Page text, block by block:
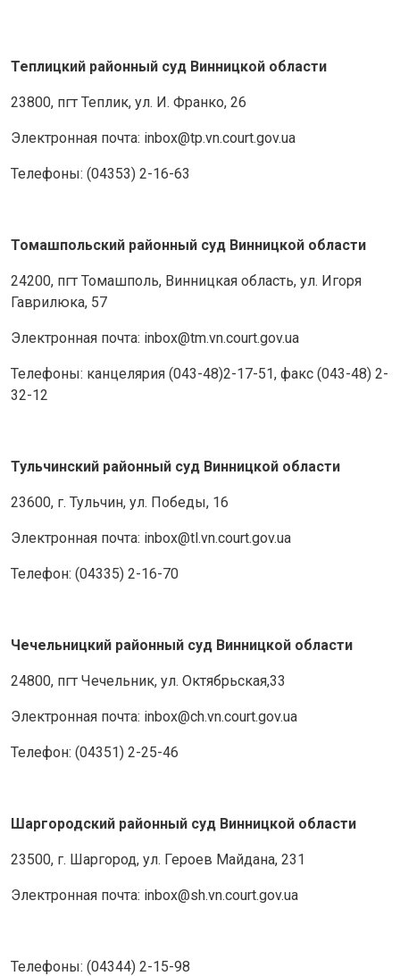
Теплицкий районный суд Винницкой области
23800, пгт Теплик, ул. И. Франко, 26
Электронная почта: inbox@tp.vn.court.gov.ua
Телефоны: (04353) 2-16-63
Томашпольский районный суд Винницкой области
24200, пгт Томашполь, Винницкая область, ул. Игоря
Гаврилюка, 57
Электронная почта: inbox@tm.vn.court.gov.ua
Телефоны: канцелярия (043-48)2-17-51, факс (043-48) 2-
32-12
Тульчинский районный суд Винницкой области
23600, г. Тульчин, ул. Победы, 16
Электронная почта: inbox@tl.vn.court.gov.ua
Телефон: (04335) 2-16-70
Чечельницкий районный суд Винницкой области
24800, пгт Чечельник, ул. Октябрьская,33
Электронная почта: inbox@ch.vn.court.gov.ua
Телефон: (04351) 2-25-46
Шаргородский районный суд Винницкой области
23500, г. Шаргород, ул. Героев Майдана, 231
Электронная почта: inbox@sh.vn.court.gov.ua
Телефоны: (04344) 2-15-98